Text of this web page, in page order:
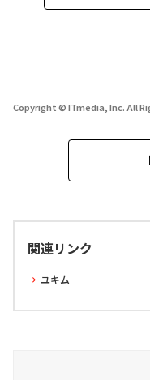
Copyright © ITmedia, Inc. All
関連リンク
ユキム